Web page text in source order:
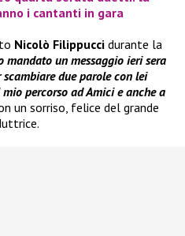
i cantanti in gara
Nicolò Filippucci durante la
mandato un messaggio ieri sera
due parole con lei
percorso ad Amici e anche a
un sorriso, felice del grande